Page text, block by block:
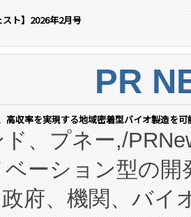
スト】2026年2月号
PR
高収率を実現する地域密着型バイオ製造を
ド、プネー,/
ベーション型の
府、機関、バイ